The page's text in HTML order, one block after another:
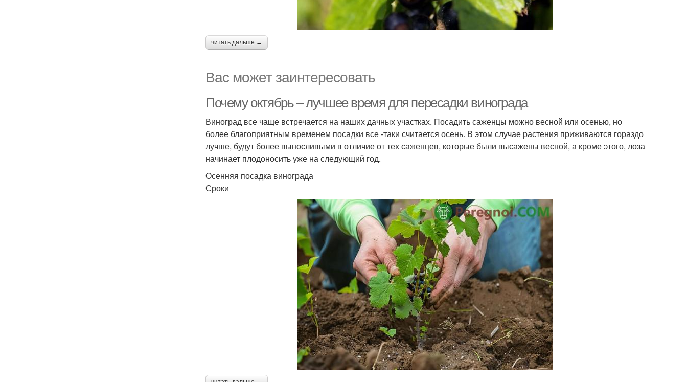
читать дальше →
Вас может заинтересовать
Почему октябрь – лучшее время для пересадки винограда
Виноград все чаще встречается на наших дачных участках. Посадить саженцы можно весной или осенью, но
более благоприятным временем посадки все -таки считается осень. В этом случае растения приживаются гораздо
лучше, будут более выносливыми в отличие от тех саженцев, которые были высажены весной, а кроме этого, лоза
начинает плодоносить уже на следующий год.
Осенняя посадка винограда
Сроки